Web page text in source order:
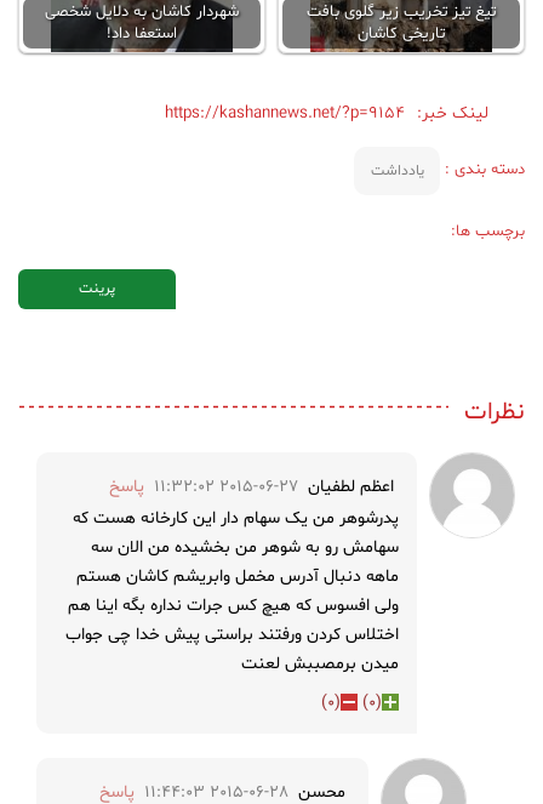
تیغ تیز تخریب زیر گلوی بافت
تاریخی کاشان
شهردار کاشان به دلایل شخصی
استعفا داد!
لینک خبر: https://kashannews.net/?p=9154
دسته بندی : یادداشت
برچسب ها:
پرینت
نظرات
اعظم لطفیان 2015-06-27 11:32:02
پاسخ
پدرشوهر من یک سهام دار این کارخانه هست که
سهامش رو به شوهر من بخشیده من الان سه
ماهه دنبال آدرس مخمل وابریشم کاشان هستم
ولی افسوس که هیچ کس جرات نداره بگه اینا هم
اختلاس کردن ورفتند براستی پیش خدا چی جواب
میدن برمصببش لعنت
(
0
)
(
0
)
محسن 2015-06-28 11:44:03
پاسخ